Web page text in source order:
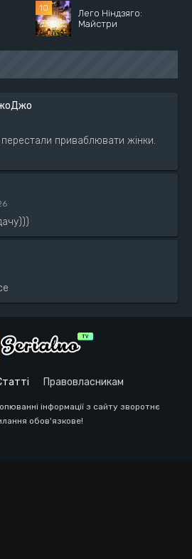
Лего Ніндзяго:
Майстри
перестали приваблювати жінки.
Правовласникам
інформації з сайту зворотнє
обов'язкове!